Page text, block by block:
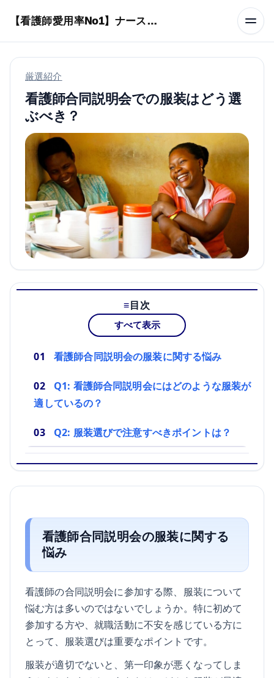
【看護師愛用率No1】ナースリーで人気の商品はコレ
厳選紹介
看護師合同説明会での服装はどう選
ぶべき？
目次
すべて表示
看護師合同説明会の服装に関する悩み
Q1: 看護師合同説明会にはどのような服装が
適しているの？
Q2: 服装選びで注意すべきポイントは？
看護師合同説明会の服装に関する
悩み
看護師の合同説明会に参加する際、服装について
悩む方は多いのではないでしょうか。特に初めて
参加する方や、就職活動に不安を感じている方に
とって、服装選びは重要なポイントです。
服装が適切でないと、第一印象が悪くなってしま